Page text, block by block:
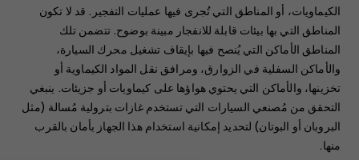
الكيماويات، أو المناطق التي تُجرى فيها عمليات التفجير.‬ قد لا تكون
المناطق التي بها بيئات قابلة للانفجار مبينة بوضوح. تتضمن تلك
المناطق الأماكن التي يُنصح فيها بإيقاف تشغيل محرك السيارة،
والأماكن السفلية في الزوارق، ومرافق نقل المواد الكيماوية أو
تخزينها، والأماكن التي يحتوي هواؤها على كيماويات أو جزيئات. ينبغي
التحقق من مُصنعي السيارات التي تستخدم غازات بترولية مُسالة (مثل
البروبان أو البوتان) لتحديد إمكانية استخدام هذا الجهاز بأمان بالقرب
منها.